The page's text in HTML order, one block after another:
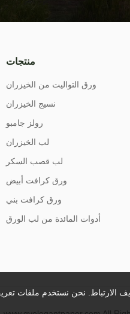
منتجات
ورق التواليت من الخيزران
نسيج الخيزران
رولز جامبو
لب الخيزران
لب قصب السكر
ورق كرافت أبيض
ورق كرافت بني
أدوات المائدة من لب الورق
الارتباط. نحن نستخدم ملفات